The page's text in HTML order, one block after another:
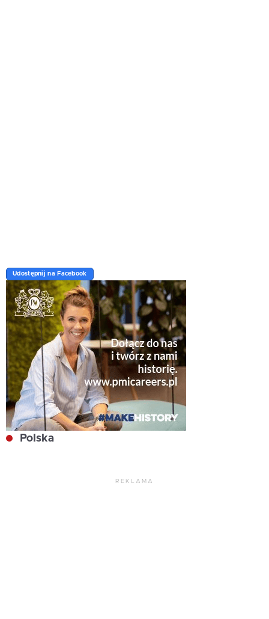
Udostępnij na Facebook
Polska
REKLAMA